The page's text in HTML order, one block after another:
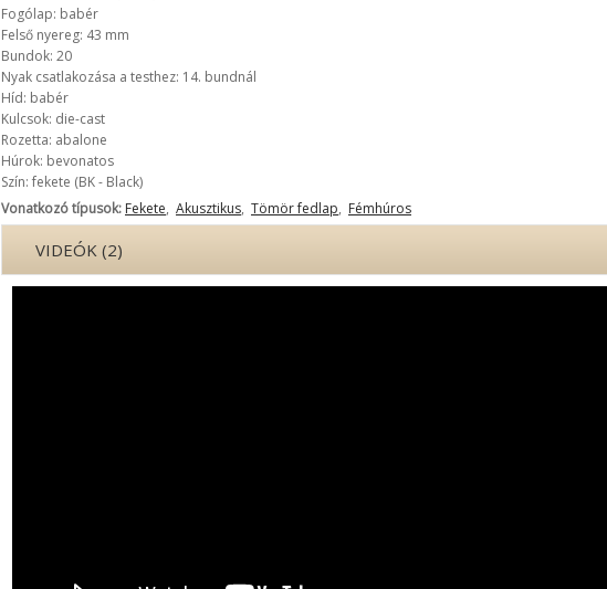
Fogólap: babér
Felső nyereg: 43 mm
Bundok: 20
Nyak csatlakozása a testhez: 14. bundnál
Híd: babér
Kulcsok: die-cast
Rozetta: abalone
Húrok: bevonatos
Szín: fekete (BK - Black)
Vonatkozó típusok: Fekete, Akusztikus, Tömör fedlap, Fémhúros
VIDEÓK (2)